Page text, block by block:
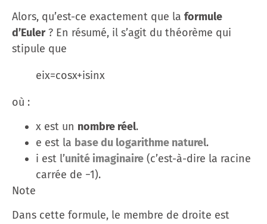
Alors, qu’est-ce exactement que la formule
d’Euler? En résumé, il s’agit du théorème qui
stipule que
eix=cos⁡x+isin⁡x
où :
x est un nombre réel.
e est la base du logarithme naturel.
i est l’unité imaginaire (c’est-à-dire la racine
carrée de −1).
Note
Dans cette formule, le membre de droite est